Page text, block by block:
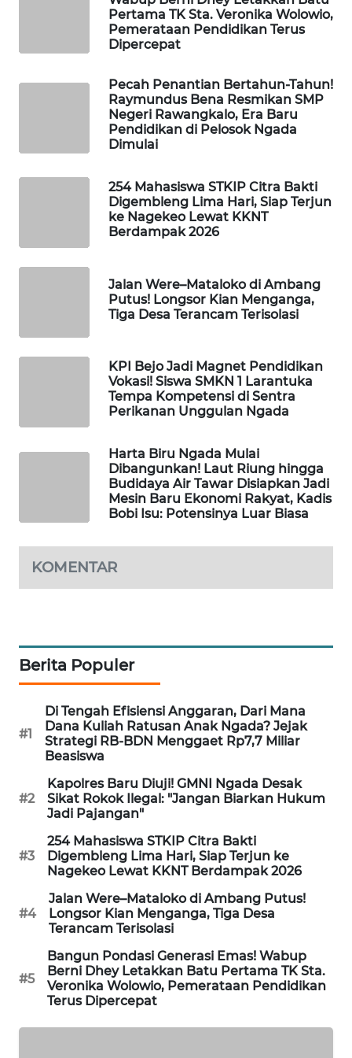
Pertama TK Sta. Veronika Wolowio,
Pemerataan Pendidikan Terus
Dipercepat
Pecah Penantian Bertahun-Tahun!
Raymundus Bena Resmikan SMP
Negeri Rawangkalo, Era Baru
Pendidikan di Pelosok Ngada
Dimulai
254 Mahasiswa STKIP Citra Bakti
Digembleng Lima Hari, Siap Terjun
ke Nagekeo Lewat KKNT
Berdampak 2026
Jalan Were–Mataloko di Ambang
Putus! Longsor Kian Menganga,
Tiga Desa Terancam Terisolasi
KPI Bejo Jadi Magnet Pendidikan
Vokasi! Siswa SMKN 1 Larantuka
Tempa Kompetensi di Sentra
Perikanan Unggulan Ngada
Harta Biru Ngada Mulai
Dibangunkan! Laut Riung hingga
Budidaya Air Tawar Disiapkan Jadi
Mesin Baru Ekonomi Rakyat, Kadis
Bobi Isu: Potensinya Luar Biasa
KOMENTAR
Berita Populer
#1
Di Tengah Efisiensi Anggaran, Dari Mana
Dana Kuliah Ratusan Anak Ngada? Jejak
Strategi RB-BDN Menggaet Rp7,7 Miliar
Beasiswa
#2
Kapolres Baru Diuji! GMNI Ngada Desak
Sikat Rokok Ilegal: "Jangan Biarkan Hukum
Jadi Pajangan"
#3
254 Mahasiswa STKIP Citra Bakti
Digembleng Lima Hari, Siap Terjun ke
Nagekeo Lewat KKNT Berdampak 2026
#4
Jalan Were–Mataloko di Ambang Putus!
Longsor Kian Menganga, Tiga Desa
Terancam Terisolasi
#5
Bangun Pondasi Generasi Emas! Wabup
Berni Dhey Letakkan Batu Pertama TK Sta.
Veronika Wolowio, Pemerataan Pendidikan
Terus Dipercepat
KOPEKLIN
FORWAMKI
SITUNGIR
NEWS
SIBARAGAS
NEWS
METRO
METRO
JAKARTA
KRT
NEWS
KARING
NEWS
JURNAL
MARITIM
HUMBANG
NEWS
GARONGGANG
NEWS
FISUELRI